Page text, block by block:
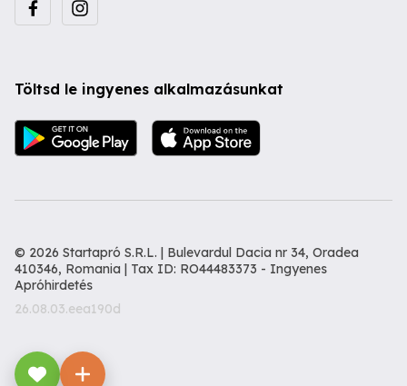
Töltsd le ingyenes alkalmazásunkat
© 2026 Startapró S.R.L. | Bulevardul Dacia nr 34, Oradea
410346, Romania | Tax ID: RO44483373 - Ingyenes
Apróhirdetés
26.08.03.eea190d